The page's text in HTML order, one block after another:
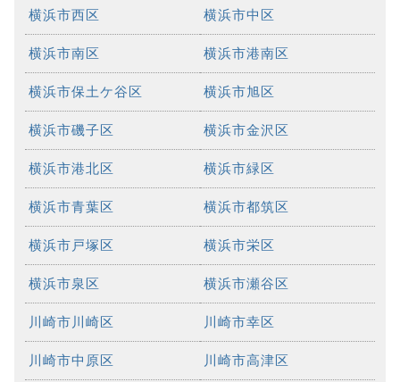
横浜市西区 横浜市中区
横浜市南区 横浜市港南区
横浜市保土ケ谷区 横浜市旭区
横浜市磯子区 横浜市金沢区
横浜市港北区 横浜市緑区
横浜市青葉区 横浜市都筑区
横浜市戸塚区 横浜市栄区
横浜市泉区 横浜市瀬谷区
川崎市川崎区 川崎市幸区
川崎市中原区 川崎市高津区